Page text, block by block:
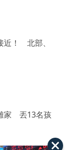
近！ 北部、
家 丟13名孩